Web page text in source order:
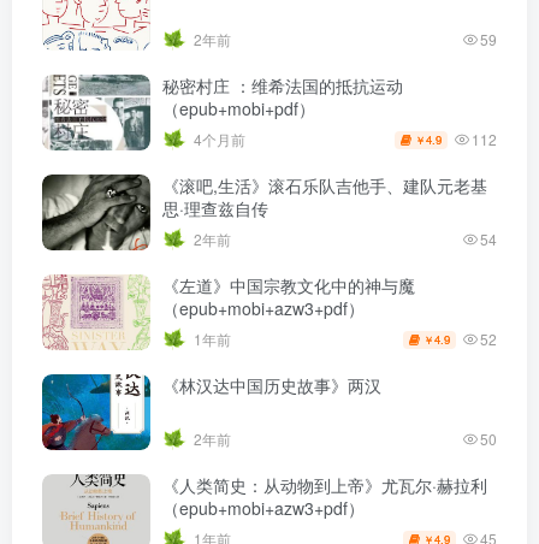
2年前 59
秘密村庄 ：维希法国的抵抗运动
（epub+mobi+pdf）
4个月前 ￥4.9 112
《滚吧,生活》滚石乐队吉他手、建队元老基
思·理查兹自传
2年前 54
《左道》中国宗教文化中的神与魔
（epub+mobi+azw3+pdf）
1年前 ￥4.9 52
《林汉达中国历史故事》两汉
2年前 50
《人类简史：从动物到上帝》尤瓦尔·赫拉利
（epub+mobi+azw3+pdf）
1年前 ￥4.9 45